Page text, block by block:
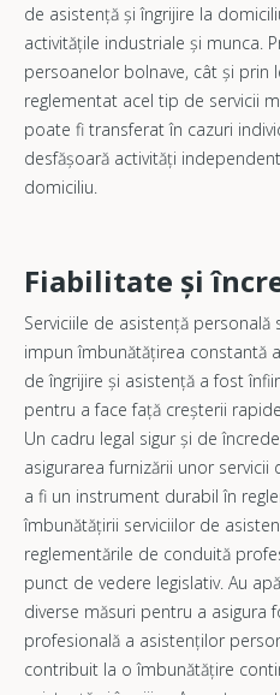
de asistență și îngrijire la
activitățile industriale și munca.
persoanelor bolnave, cât și prin
reglementat acel tip de servicii
poate fi transferat în cazuri
desfășoară activități
domiciliu.
Fiabilitate și
Serviciile de asistență
impun îmbunătățirea constantă
de îngrijire și asistență a fost
pentru a face față creșterii
Un cadru legal sigur și de
asigurarea furnizării unor
a fi un instrument durabil în
îmbunătățirii serviciilor de
reglementările de conduită
punct de vedere legislativ. Au
diverse măsuri pentru a asigura
profesională a asistenților
contribuit la o îmbunătățire